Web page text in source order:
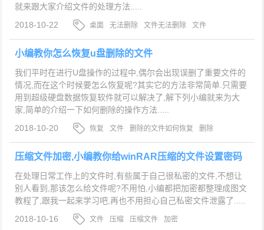
就来跟大家介绍文件的处理方法.....
2018-10-22
桌面 无法删除 文件无法删除 文件
小编教你怎么恢复u盘删除的文件
我们平时在进行U盘操作的过程中,偶尔会出现误删了重要文件的
情况,而在这个时候要怎么恢复呢?其实它的方法非常简单.只需要
用到超级硬盘数据恢复软件就可以解决了,解下列小编就来为大
家,简单的介绍一下如何删除的操作方法.....
2018-10-20
恢复 文件 删除的文件如何恢复 删除
压缩文件加密,小编教你给winRAR压缩的文件设置密码
在处理日常工作上的文件时,有些属于自己很私密的文件,不想让
别人看到,那该怎么给文件呢?不用怕,小编都把加密都整理成图文
教程了,跟我一起来学习吧,再也不用担心自己私密文件泄露了.....
2018-10-16
文件 压缩 压缩文件 加密